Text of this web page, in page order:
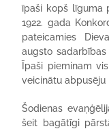
īpaši kopš līguma
1922. gada
pateicamies
augsto
Īpaši pieminam
veicinātu abpusēju
Šodienas
šeit bagātīgi